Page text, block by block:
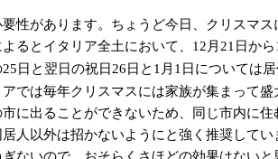
性があります。ちょうど今日、クリスマ
るとイタリア全土において、
12 月 21 日から
25日と翌日の祝日26日と 1 月 1 日については
では毎年クリスマスには家族が集まって盛
に出ることができないため、同じ市内に住
人以外は招かないようにと強く推奨して
ないので、おそらくさほどの効果はないと